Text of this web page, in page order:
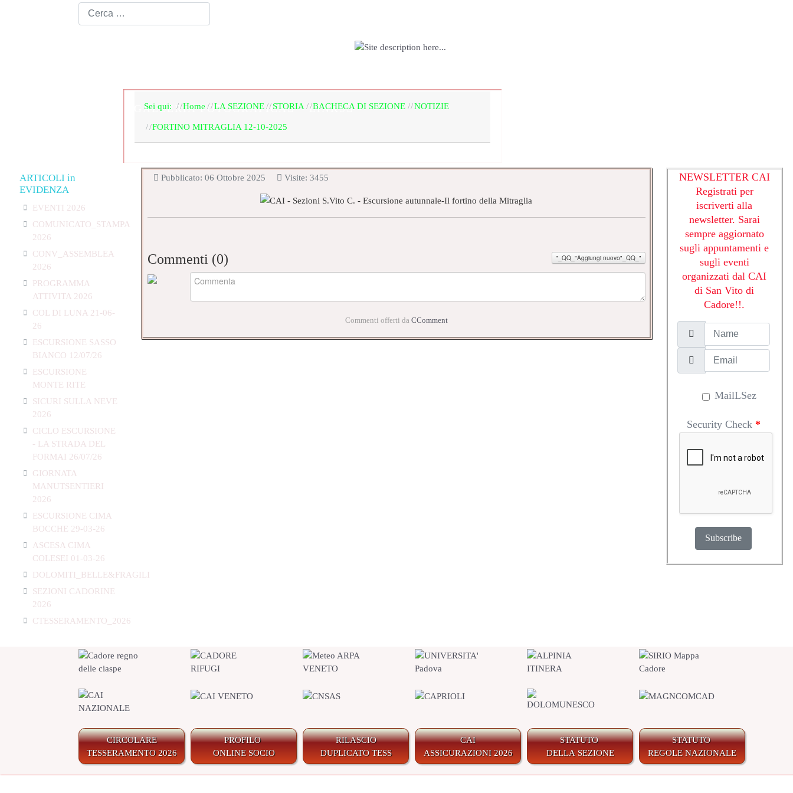
GALLERIA FOTOGRAFICA LINKS
Sei qui: Home LA SEZIONE STORIA BACHECA DI SEZIONE NOTIZIE
FORTINO MITRAGLIA 12-10-2025
ARTICOLI in
EVIDENZA
EVENTI 2026
COMUNICATO_STAMPA
2026
CONV_ASSEMBLEA
2026
PROGRAMMA
ATTIVITA 2026
COL DI LUNA 21-06-
26
ESCURSIONE SASSO
BIANCO 12/07/26
ESCURSIONE
MONTE RITE
SICURI SULLA NEVE
2026
CICLO ESCURSIONE
- LA STRADA DEL
FORMAI 26/07/26
GIORNATA
MANUTSENTIERI
2026
ESCURSIONE CIMA
BOCCHE 29-03-26
ASCESA CIMA
COLESEI 01-03-26
DOLOMITI_BELLE&FRAGILI
SEZIONI CADORINE
2026
CTESSERAMENTO_2026
Pubblicato: 06 Ottobre 2025 Visite: 3455
Commenti (0) "_QQ_"Aggiungi nuovo"_QQ_"
Commenti offerti da CComment
NEWSLETTER CAI
Registrati per
iscriverti alla
newsletter. Sarai
sempre aggiornato
sugli appuntamenti e
sugli eventi
organizzati dal CAI
di San Vito di
Cadore!!.
MailLSez
Security Check*
Subscribe
CIRCOLARE
TESSERAMENTO 2026
PROFILO
ONLINE SOCIO
RILASCIO
DUPLICATO TESS
CAI
ASSICURAZIONI 2026
STATUTO
DELLA SEZIONE
STATUTO
REGOLE NAZIONALE